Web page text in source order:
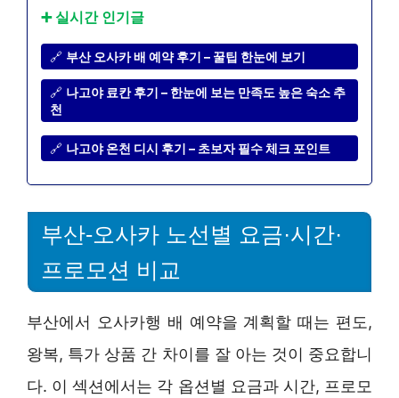
➕ 실시간 인기글
🔗 부산 오사카 배 예약 후기 – 꿀팁 한눈에 보기
🔗 나고야 료칸 후기 – 한눈에 보는 만족도 높은 숙소 추
천
🔗 나고야 온천 디시 후기 – 초보자 필수 체크 포인트
부산-오사카 노선별 요금·시간·
프로모션 비교
부산에서 오사카행 배 예약을 계획할 때는 편도,
왕복, 특가 상품 간 차이를 잘 아는 것이 중요합니
다. 이 섹션에서는 각 옵션별 요금과 시간, 프로모